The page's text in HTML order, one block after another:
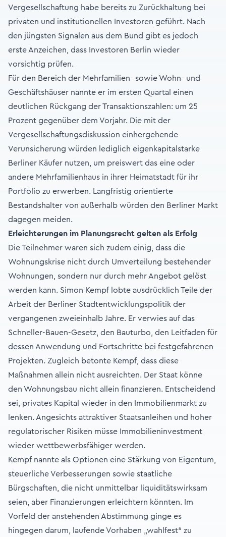
Vergesellschaftung habe bereits zu Zurückhaltung bei
privaten und institutionellen Investoren geführt. Nach
den jüngsten Signalen aus dem Bund gibt es jedoch
erste Anzeichen, dass Investoren Berlin wieder
vorsichtig prüfen.
Für den Bereich der Mehrfamilien- sowie Wohn- und
Geschäftshäuser nannte er im ersten Quartal einen
deutlichen Rückgang der Transaktionszahlen: um 25
Prozent gegenüber dem Vorjahr. Die mit der
Vergesellschaftungsdiskussion einhergehende
Verunsicherung würden lediglich eigenkapitalstarke
Berliner Käufer nutzen, um preiswert das eine oder
andere Mehrfamilienhaus in ihrer Heimatstadt für ihr
Portfolio zu erwerben. Langfristig orientierte
Bestandshalter von außerhalb würden den Berliner Markt
dagegen meiden.
Erleichterungen im Planungsrecht gelten als Erfolg
Die Teilnehmer waren sich zudem einig, dass die
Wohnungskrise nicht durch Umverteilung bestehender
Wohnungen, sondern nur durch mehr Angebot gelöst
werden kann. Simon Kempf lobte ausdrücklich Teile der
Arbeit der Berliner Stadtentwicklungspolitik der
vergangenen zweieinhalb Jahre. Er verwies auf das
Schneller-Bauen-Gesetz, den Bauturbo, den Leitfaden für
dessen Anwendung und Fortschritte bei festgefahrenen
Projekten. Zugleich betonte Kempf, dass diese
Maßnahmen allein nicht ausreichten. Der Staat könne
den Wohnungsbau nicht allein finanzieren. Entscheidend
sei, privates Kapital wieder in den Immobilienmarkt zu
lenken. Angesichts attraktiver Staatsanleihen und hoher
regulatorischer Risiken müsse Immobilieninvestment
wieder wettbewerbsfähiger werden.
Kempf nannte als Optionen eine Stärkung von Eigentum,
steuerliche Verbesserungen sowie staatliche
Bürgschaften, die nicht unmittelbar liquiditätswirksam
seien, aber Finanzierungen erleichtern könnten. Im
Vorfeld der anstehenden Abstimmung ginge es
hingegen darum, laufende Vorhaben „wahlfest“ zu